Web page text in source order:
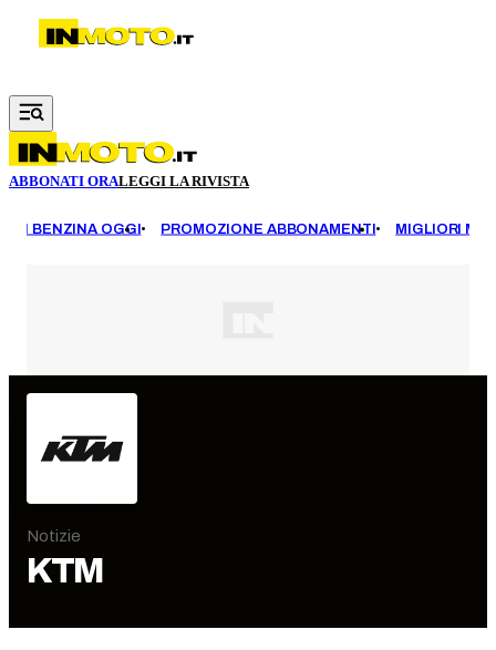
Vai al contenuto principale
ABBONATI ORALEGGI LA RIVISTA
BENZINA OGGI PROMOZIONE ABBONAMENTI MIGLIORI
Notizie
KTM